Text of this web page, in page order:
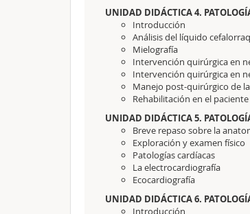
UNIDAD DIDÁCTICA 4.
Introducción
Análisis del líquido
Mielografía
Intervención quirúrgica en
Intervención quirúrgica en
Manejo post-quirúrgico de
Rehabilitación en el
UNIDAD DIDÁCTICA 5.
Breve repaso sobre la
Exploración y examen físico
Patologías cardíacas
La electrocardiografía
Ecocardiografía
UNIDAD DIDÁCTICA 6.
Introducción